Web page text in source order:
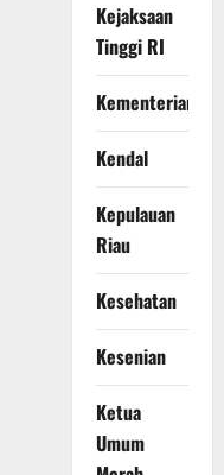
Kejaksaan
Tinggi RI
Kementerian
Kendal
Kepulauan
Riau
Kesehatan
Kesenian
Ketua
Umum